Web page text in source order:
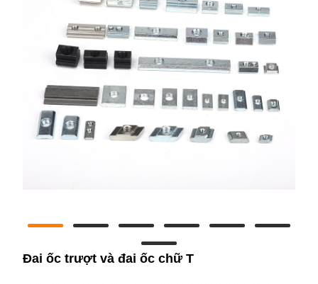
Đai ốc trượt và đai ốc chữ T